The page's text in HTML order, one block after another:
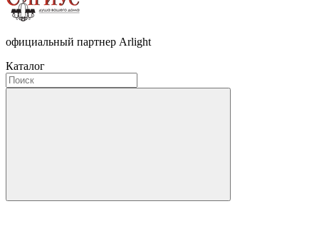
официальный партнер Arlight
Каталог